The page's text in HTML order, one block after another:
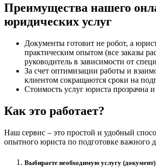
Преимущества нашего
юридических услуг
Документы готовит не робот, а
практическим опытом (все заказы
руководитель в зависимости от
За счет оптимизации работы и
клиентом сокращаются сроки на
Стоимость услуг юриста прозрачна
Как это работает?
Наш сервис – это простой и удобный
опытного юриста по подготовке важного
Выбираете необходимую услугу (документ)